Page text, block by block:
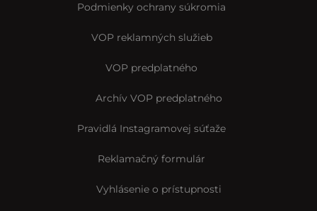
Podmienky ochrany súkromia
VOP reklamných služieb
VOP predplatného
Archív VOP predplatného
Pravidlá Instagramovej súťaže
Reklamačný formulár
Vyhlásenie o prístupnosti